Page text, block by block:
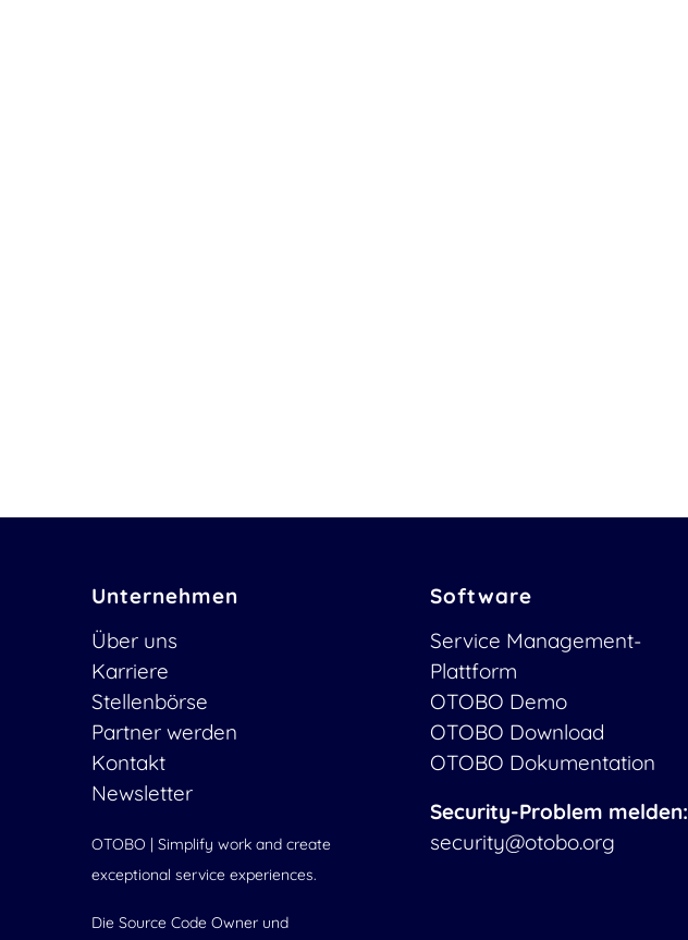
Unternehmen
Über uns
Karriere
Stellenbörse
Partner werden
Kontakt
Newsletter
OTOBO | Simplify work and create
exceptional service experiences.
Die Source Code Owner und
Software
Service Management-
Plattform
OTOBO Demo
OTOBO Download
OTOBO Dokumentation
Security-Problem melden:
security@otobo.org